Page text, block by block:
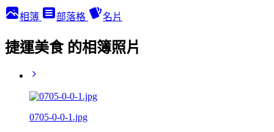
相簿 部落格 名片
捷運美食 的相簿照片
0705-0-0-1.jpg